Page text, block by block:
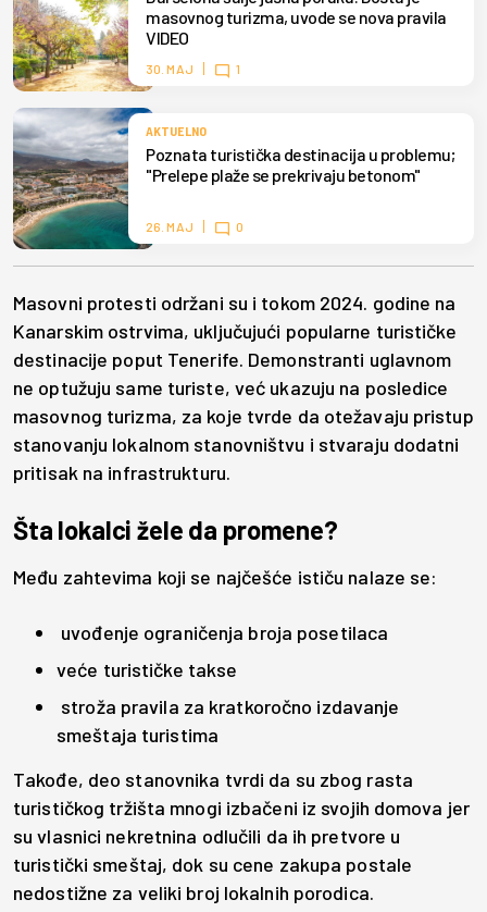
masovnog turizma, uvode se nova pravila
VIDEO
30. MAJ 1
AKTUELNO
Poznata turistička destinacija u problemu;
"Prelepe plaže se prekrivaju betonom"
26. MAJ 0
Masovni protesti održani su i tokom 2024. godine na
Kanarskim ostrvima, uključujući popularne turističke
destinacije poput Tenerife. Demonstranti uglavnom
ne optužuju same turiste, već ukazuju na posledice
masovnog turizma, za koje tvrde da otežavaju pristup
stanovanju lokalnom stanovništvu i stvaraju dodatni
pritisak na infrastrukturu.
Šta lokalci žele da promene?
Među zahtevima koji se najčešće ističu nalaze se:
uvođenje ograničenja broja posetilaca
veće turističke takse
stroža pravila za kratkoročno izdavanje
smeštaja turistima
Takođe, deo stanovnika tvrdi da su zbog rasta
turističkog tržišta mnogi izbačeni iz svojih domova jer
su vlasnici nekretnina odlučili da ih pretvore u
turistički smeštaj, dok su cene zakupa postale
nedostižne za veliki broj lokalnih porodica.